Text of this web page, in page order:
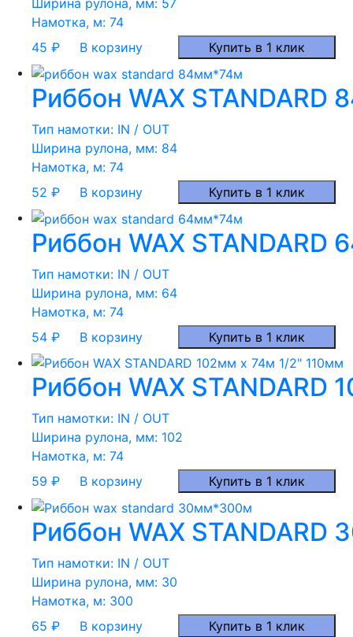
Ширина рулона, мм: 57
Намотка, м: 74
45 ₽ В корзину Купить в 1 клик
Риббон WAX
Тип намотки: IN / OUT
Ширина рулона, мм: 84
Намотка, м: 74
52 ₽ В корзину Купить в 1 клик
Риббон WAX
Тип намотки: IN / OUT
Ширина рулона, мм: 64
Намотка, м: 74
54 ₽ В корзину Купить в 1 клик
Риббон WAX STANDARD
Тип намотки: IN / OUT
Ширина рулона, мм: 102
Намотка, м: 74
59 ₽ В корзину Купить в 1 клик
Риббон WAX
Тип намотки: IN / OUT
Ширина рулона, мм: 30
Намотка, м: 300
65 ₽ В корзину Купить в 1 клик